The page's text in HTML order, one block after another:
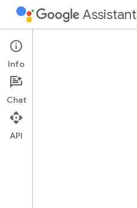
Assistant
Google Assistant SDK
Guide
Info
Chat
API